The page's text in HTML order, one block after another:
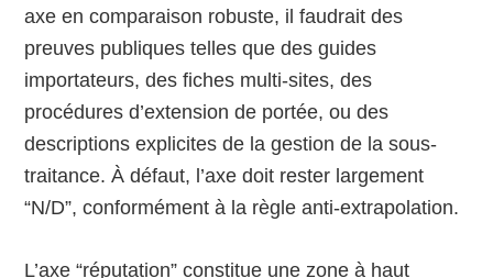
axe en comparaison robuste, il faudrait des
preuves publiques telles que des guides
importateurs, des fiches multi-sites, des
procédures d’extension de portée, ou des
descriptions explicites de la gestion de la sous-
traitance. À défaut, l’axe doit rester largement
“N/D”, conformément à la règle anti-extrapolation.
L’axe “réputation” constitue une zone à haut